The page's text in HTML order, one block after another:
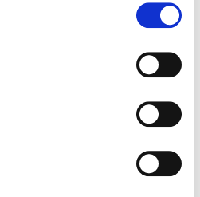
in sanità: dalla
automatica alla presa in
e nuove sfide dell’AI:
sponsor del
Digitali in Sanità 2026